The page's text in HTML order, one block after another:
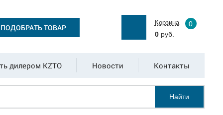
ПОДОБРАТЬ ТОВАР
Корзина
0
0руб.
дилером KZTO Новости Контакты
Найти